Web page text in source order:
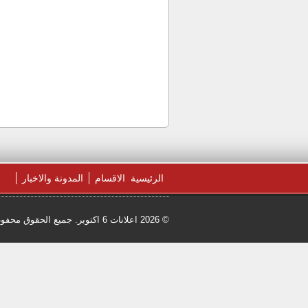
الرئيسية الاقسام المدونة والاخبار
© 2026 اعلانات 6 اكتوبر. جميع الحقوق محفوظة.